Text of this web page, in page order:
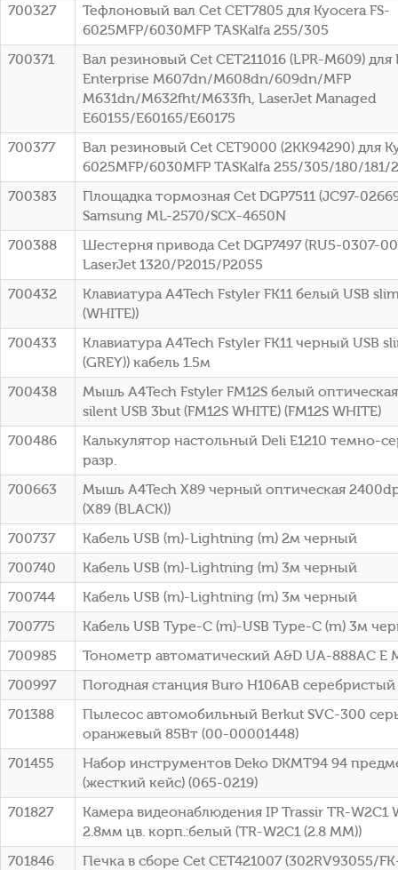
700327
Тефлоновый вал Cet CET7805 для Kyocera FS-
6025MFP/6030MFP TASKalfa 255/305
700371
Вал резиновый Cet CET211016 (LPR-M609) для
Enterprise M607dn/M608dn/609dn/MFP
M631dn/M632fht/M633fh, LaserJet Managed
E60155/E60165/E60175
700377
Вал резиновый Cet CET9000 (2KK94290) для
6025MFP/6030MFP TASKalfa 255/305/180/181/
700383
Площадка тормозная Cet DGP7511 (JC97-
Samsung ML-2570/SCX-4650N
700388
Шестерня привода Cet DGP7497 (RU5-0307-
LaserJet 1320/P2015/P2055
700432
Клавиатура A4Tech Fstyler FK11 белый USB slim
(WHITE))
700433
Клавиатура A4Tech Fstyler FK11 черный USB
(GREY)) кабель 1.5м
700438
Мышь A4Tech Fstyler FM12S белый
silent USB 3but (FM12S WHITE) (FM12S WHITE)
700486
Калькулятор настольный Deli E1210 темно-
разр.
700663
Мышь A4Tech X89 черный оптическая
(X89 (BLACK))
700737
Кабель USB (m)-Lightning (m) 2м черный
700740
Кабель USB (m)-Lightning (m) 3м черный
700744
Кабель USB (m)-Lightning (m) 3м черный
700775
Кабель USB Type-C (m)-USB Type-C (m) 3м
700985
Тонометр автоматический A&D UA-888AC E
700997
Погодная станция Buro H106AB серебристый
701388
Пылесос автомобильный Berkut SVC-300
оранжевый 85Вт (00-00001448)
701455
Набор инструментов Deko DKMT94 94
(жесткий кейс) (065-0219)
701827
Камера видеонаблюдения IP Trassir TR-W2C1
2.8мм цв. корп.:белый (TR-W2C1 (2.8 MM))
701846
Печка в сборе Cet CET421007 (302RV93055/